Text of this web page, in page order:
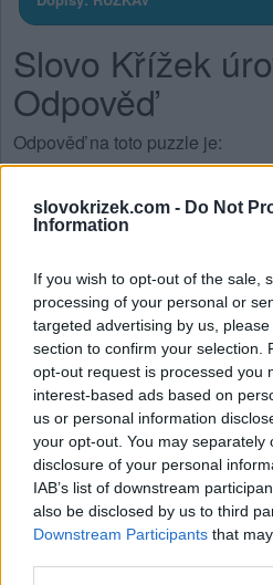
slovokrizek.com - Do Not
Information
If you wish to opt-out of the sale,
processing of your personal or
targeted advertising by us,
section to confirm your selection.
opt-out request is processed you
interest-based ads based on
us or personal information
your opt-out. You may separately
disclosure of your personal
IAB’s list of downstream
also be disclosed by us to third
Downstream Participants that
Slovo Křížek
Odpověď
Odpověď na toto puzzle je:
V
A
K
Z
V U
K
Z
V U K A Ř
(